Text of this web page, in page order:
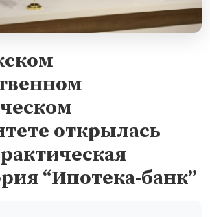
открылась
“Ипотека-банк”